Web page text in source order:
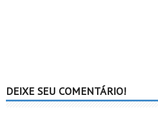
DEIXE SEU COMENTÁRIO!